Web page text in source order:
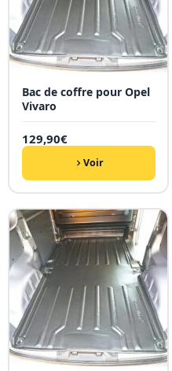
Bac de coffre pour Opel
Vivaro
129,90€
Voir